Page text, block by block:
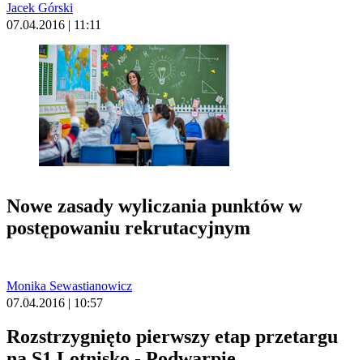
Jacek Górski
07.04.2016 | 11:11
Nowe zasady wyliczania punktów w
postępowaniu rekrutacyjnym
Monika Sewastianowicz
07.04.2016 | 10:57
Rozstrzygnięto pierwszy etap przetargu